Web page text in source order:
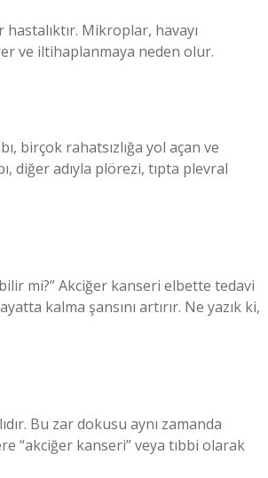
Mikroplar, havayı
ve iltihaplanmaya neden olur.
birçok rahatsızlığa yol açan ve
diğer adıyla plörezi, tıpta plevral
mi?” Akciğer kanseri elbette tedavi
kalma şansını artırır. Ne yazık ki,
Bu zar dokusu aynı zamanda
“akciğer kanseri” veya tıbbi olarak